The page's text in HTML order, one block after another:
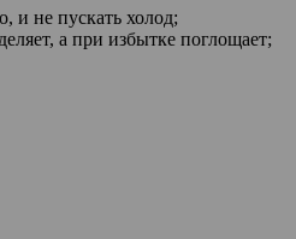
и не пускать холод;
а при избытке поглощает;